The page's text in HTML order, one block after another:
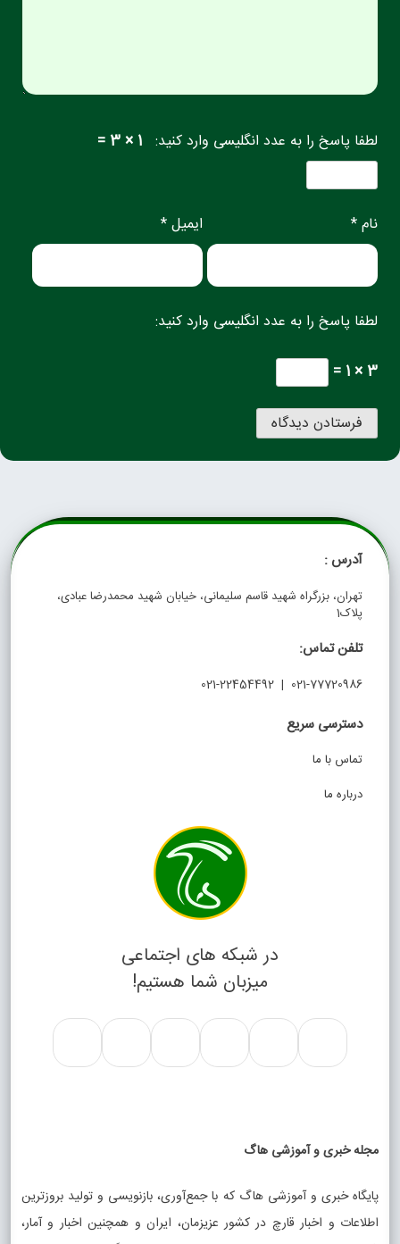
لطفا پاسخ را به عدد انگلیسی وارد کنید: 1 × 3 =
نام * ایمیل *
لطفا پاسخ را به عدد انگلیسی وارد کنید:
3 × 1 =
آدرس :
تهران، بزرگراه شهید قاسم سلیمانی، خیابان شهید محمدرضا عبادی،
پلاک1
تلفن تماس:
021-77720986 | 021-22454492
دسترسی سریع
تماس با ما
درباره ما
در شبکه های اجتماعی
میزبان شما هستیم!
مجله خبری و آموزشی هاگ
پایگاه خبری و آموزشی هاگ که با جمع‌آوری، بازنویسی و تولید بروزترین
اطلاعات و اخبار قارچ در کشور عزیزمان، ایران و همچنین اخبار و آمار،